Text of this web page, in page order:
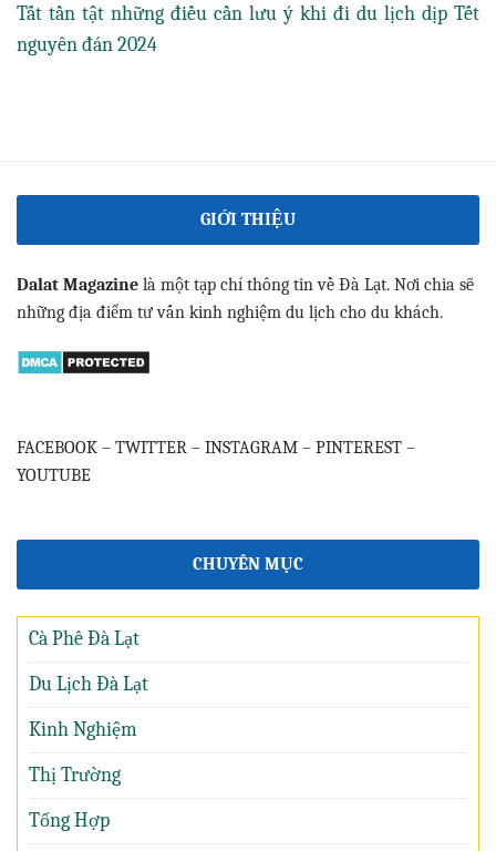
Tất tần tật những điều cần lưu ý khi đi du lịch dịp Tết
nguyên đán 2024
GIỚI THIỆU
Dalat Magazine là một tạp chí thông tin về Đà Lạt. Nơi chia sẽ
những địa điểm tư vấn kinh nghiệm du lịch cho du khách.
FACEBOOK – TWITTER – INSTAGRAM – PINTEREST –
YOUTUBE
CHUYÊN MỤC
Cà Phê Đà Lạt
Du Lịch Đà Lạt
Kinh Nghiệm
Thị Trường
Tổng Hợp